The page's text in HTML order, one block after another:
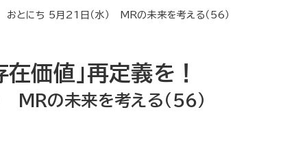
とにち 5月21日（水） MRの未来を考える（56）
価値」再定義を！
MRの未来を考える（56）